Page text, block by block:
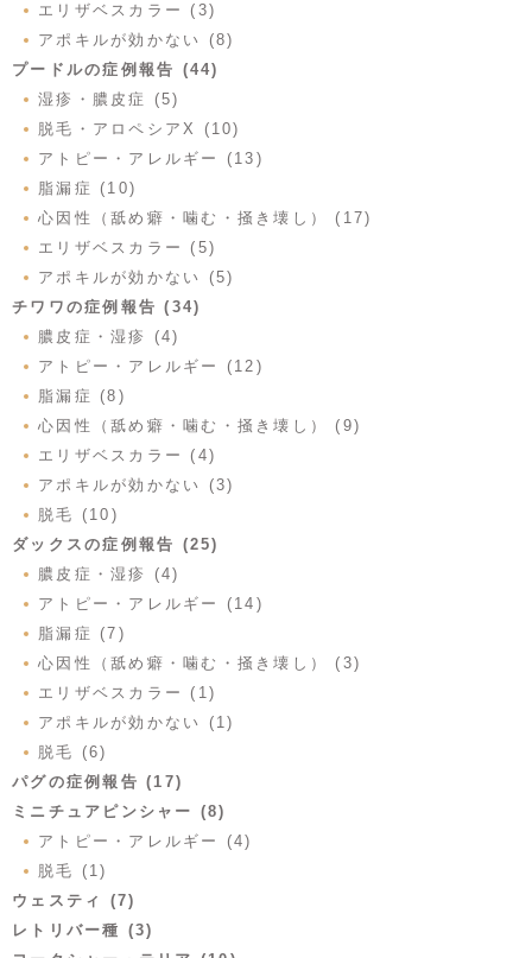
エリザベスカラー (3)
アポキルが効かない (8)
プードルの症例報告 (44)
湿疹・膿皮症 (5)
脱毛・アロペシアX (10)
アトピー・アレルギー (13)
脂漏症 (10)
心因性（舐め癖・噛む・掻き壊し） (17)
エリザベスカラー (5)
アポキルが効かない (5)
チワワの症例報告 (34)
膿皮症・湿疹 (4)
アトピー・アレルギー (12)
脂漏症 (8)
心因性（舐め癖・噛む・掻き壊し） (9)
エリザベスカラー (4)
アポキルが効かない (3)
脱毛 (10)
ダックスの症例報告 (25)
膿皮症・湿疹 (4)
アトピー・アレルギー (14)
脂漏症 (7)
心因性（舐め癖・噛む・掻き壊し） (3)
エリザベスカラー (1)
アポキルが効かない (1)
脱毛 (6)
パグの症例報告 (17)
ミニチュアピンシャー (8)
アトピー・アレルギー (4)
脱毛 (1)
ウェスティ (7)
レトリバー種 (3)